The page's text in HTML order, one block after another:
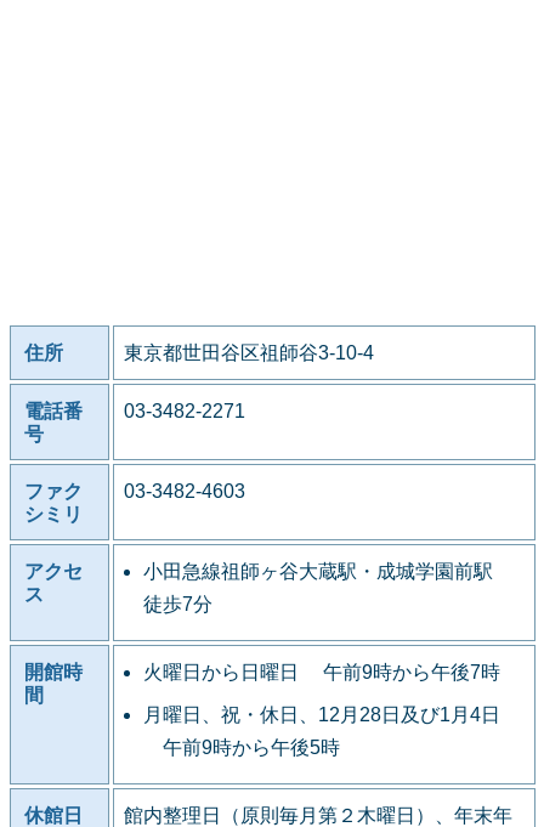
住所 東京都世田谷区祖師谷3-10-4
電話番
号
03-3482-2271
ファク
シミリ
03-3482-4603
アクセ
ス
小田急線祖師ヶ谷大蔵駅・成城学園前駅
徒歩7分
開館時
間
火曜日から日曜日 午前9時から午後7時
月曜日、祝・休日、12月28日及び1月4日
午前9時から午後5時
休館日
館内整理日（原則毎月第２木曜日）、年末年